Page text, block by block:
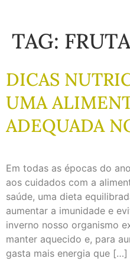
TAG:
DICAS
UMA
ADEQUADA
Em todas as épocas do
aos cuidados com a
saúde, uma dieta
aumentar a imunidade e
inverno nosso organismo
manter aquecido e, para
gasta mais energia que […]